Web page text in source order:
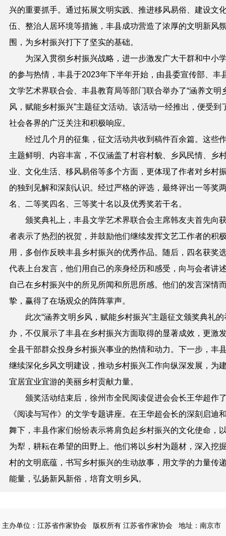
兴的重要抓手。通过拓展文明实践、推进移风易俗、建设文
伍、整治人居环境等措施，丰县成功营造了浓厚的文明新风
围，为乡村振兴打下了坚实的基础。
为深入贯彻乡村振兴战略，进一步激发广大干群和中小
的参与热情，丰县于2023年下半年开始，由县委宣传部、丰
文学艺术界联合会、丰县教育局等部门联合举办了“涵养文明
风，赋能乡村振兴”主题征文活动。该活动一经推出，便受到
社会各界的广泛关注和积极响应。
经过几个月的征集，征文活动共收到稿件百余篇。这些
主题鲜明、内容丰富，不仅涵盖了村容村貌、乡风民情、乡
业、文化生活、移风易俗等多个方面，更体现了作者对乡村
的独到见解和深刻认识。经过严格的评选，最终评出一等奖
名、二等奖四名、三等奖十名以及优秀奖若干名。
颁奖典礼上，丰县文学艺术界联合会主席韩友夫首先向
者表示了热烈的祝贺，并鼓励他们继续发挥文艺工作者的积
用，多创作反映丰县乡村振兴的优秀作品。随后，四名获奖
代表上台发言，他们用自己的亲身经历和感受，向与会者讲
自己在乡村振兴中的所见所闻和所思所感。他们的发言深情
挚，赢得了在场观众的阵阵掌声。
此次“涵养文明乡风，赋能乡村振兴”主题征文颁奖典礼的
办，不仅展示了丰县在乡村振兴方面取得的显著成效，更激
全县干部群众投身乡村振兴事业的热情和动力。下一步，丰
继续深化乡风文明建设，推动乡村振兴工作向纵深发展，为
宜居宜业宜游的美丽乡村贡献力量。
颁奖活动结束后，徐州市全民阅读促进会会长王华超作
《阅读与写作》的文学专题讲座。在王华超会长的深刻启迪
舞下，丰县作家们纷纷表示将肩负起乡村振兴的文化使命，
为犁，耕耘在希望的田野上。他们将以乡村为题材，深入挖
村的文明底蕴，书写乡村振兴的生动故事，用文学的力量传
能量，弘扬新风新俗，培育文明乡风。
主办单位：江苏省作家协会 版权所有 江苏省作家协会
地址：南京市